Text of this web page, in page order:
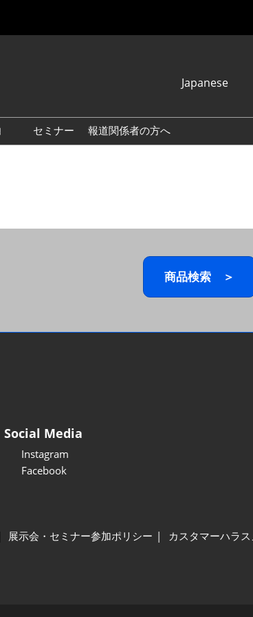
Japanese
English
繁體中文
セミナー 報道関係者の方へ
商品検索 ＞
Social Media
Instagram
Facebook
展示会・セミナー参加ポリシー
カスタマーハラ